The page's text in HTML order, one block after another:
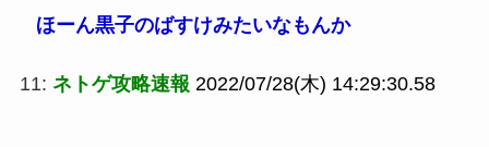
ほーん黒子のばすけみたいなもんか
11: ネトゲ攻略速報 2022/07/28(木) 14:29:30.58